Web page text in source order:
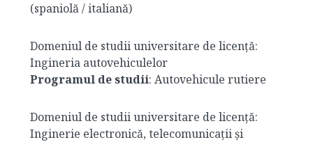
(spaniolă / italiană)
Domeniul de studii universitare de licență:
Ingineria autovehiculelor
Programul de studii: Autovehicule rutiere
Domeniul de studii universitare de licență:
Inginerie electronică, telecomunicații și